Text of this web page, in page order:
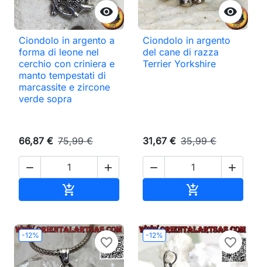

Ciondolo in argento a
forma di leone nel
cerchio con criniera e
manto tempestati di
marcassite e zircone
verde sopra
66,87 € 75,99 €
 


Ciondolo in argento
del cane di razza
Terrier Yorkshire
31,67 € 35,99 €
 

-12%
favorite_border
-12%
favorite_border